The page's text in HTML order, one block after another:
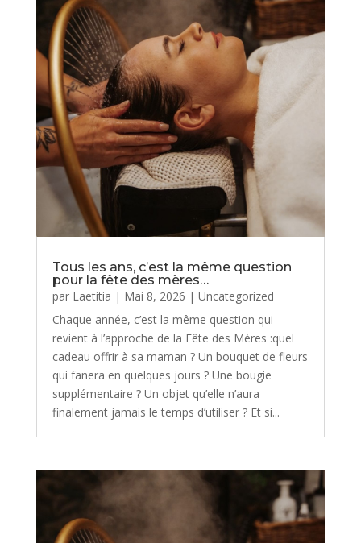
Tous les ans, c’est la même question
pour la fête des mères…
par Laetitia | Mai 8, 2026 | Uncategorized
Chaque année, c’est la même question qui
revient à l’approche de la Fête des Mères :quel
cadeau offrir à sa maman ? Un bouquet de fleurs
qui fanera en quelques jours ? Une bougie
supplémentaire ? Un objet qu’elle n’aura
finalement jamais le temps d’utiliser ? Et si...